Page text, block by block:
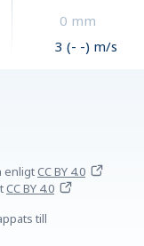
0 mm
3 (- -) m/s
enligtCC BY 4.0
CC BY 4.0
till